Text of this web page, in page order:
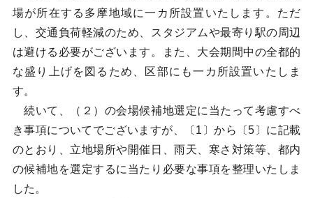
場が所在する多摩地域に一カ所設置いたします。ただ
し、交通負荷軽減のため、スタジアムや最寄り駅の周辺
は避ける必要がございます。また、大会期間中の全都的
な盛り上げを図るため、区部にも一カ所設置いたしま
す。
続いて、（２）の会場候補地選定に当たって考慮すべ
き事項についてでございますが、〔1〕から〔5〕に記載
のとおり、立地場所や開催日、雨天、寒さ対策等、都内
の候補地を選定するに当たり必要な事項を整理いたしま
した。